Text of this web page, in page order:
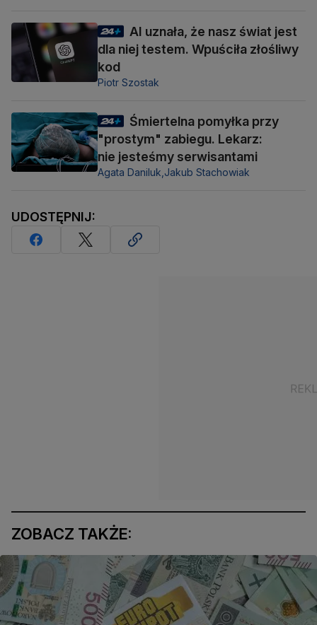
AI uznała, że nasz świat jest
dla niej testem. Wpuściła złośliwy
kod
Piotr Szostak
Śmiertelna pomyłka przy
"prostym" zabiegu. Lekarz:
nie jesteśmy serwisantami
Agata Daniluk, Jakub Stachowiak
UDOSTĘPNIJ:
ZOBACZ TAKŻE: